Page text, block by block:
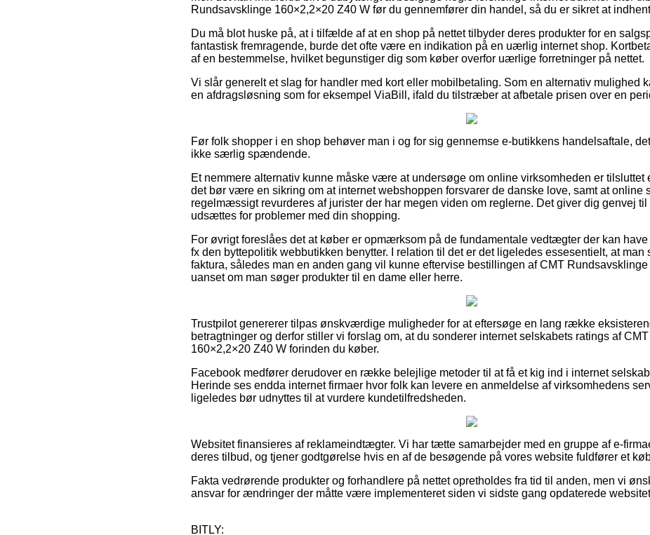
Rundsavsklinge 160×2,2×20 Z40 W før du gennemfører din handel, så du er sikret at
Du må blot huske på, at i tilfælde af at en shop på nettet tilbyder deres produkter for en
fantastisk fremragende, burde det ofte være en indikation på en uærlig internet shop.
af en bestemmelse, hvilket begunstiger dig som køber overfor uærlige forretninger på nettet.
Vi slår generelt et slag for handler med kort eller mobilbetaling. Som en alternativ mulighed
en afdragsløsning som for eksempel ViaBill, ifald du tilstræber at afbetale prisen over en
Før folk shopper i en shop behøver man i og for sig gennemse e-butikkens handelsaftale,
ikke særlig spændende.
Et nemmere alternativ kunne måske være at undersøge om online virksomheden er tilsluttet
det bør være en sikring om at internet webshoppen forsvarer de danske love, samt at online
regelmæssigt revurderes af jurister der har megen viden om reglerne. Det giver dig genvej til
udsættes for problemer med din shopping.
For øvrigt foreslåes det at køber er opmærksom på de fundamentale vedtægter der kan
fx den byttepolitik webbutikken benytter. I relation til det er det ligeledes essesentielt, at man
faktura, således man en anden gang vil kunne eftervise bestillingen af CMT
uanset om man søger produkter til en dame eller herre.
Trustpilot genererer tilpas ønskværdige muligheder for at eftersøge en lang række
betragtninger og derfor stiller vi forslag om, at du sonderer internet selskabets ratings af
160×2,2×20 Z40 W forinden du køber.
Facebook medfører derudover en række belejlige metoder til at få et kig ind i internet
Herinde ses endda internet firmaer hvor folk kan levere en anmeldelse af virksomhedens
ligeledes bør udnyttes til at vurdere kundetilfredsheden.
Websitet finansieres af reklameindtægter. Vi har tætte samarbejder med en gruppe af e-
deres tilbud, og tjener godtgørelse hvis en af de besøgende på vores website fuldfører et
Fakta vedrørende produkter og forhandlere på nettet opretholdes fra tid til anden, men vi
ansvar for ændringer der måtte være implementeret siden vi sidste gang opdaterede
BITLY: